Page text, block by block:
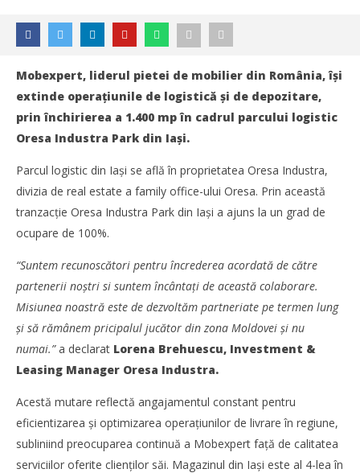
NOW VIEWING
Mobexpert a închiriat un depozit de 1.400 mp în Oresa
Redacția
Mobexpert, liderul pietei de mobilier din România, își
extinde operațiunile de logistică și de depozitare,
prin închirierea a 1.400 mp în cadrul parcului logistic
Oresa Industra Park din Iași.
Parcul logistic din Iași se află în proprietatea Oresa Industra,
divizia de real estate a family office-ului Oresa. Prin această
tranzacție Oresa Industra Park din Iași a ajuns la un grad de
ocupare de 100%.
“Suntem recunoscători pentru încrederea acordată de către
partenerii noștri si suntem încântați de această colaborare.
Misiunea noastră este de dezvoltăm partneriate pe termen lung
și să rămânem pricipalul jucător din zona Moldovei și nu
numai.”a declarat Lorena Brehuescu, Investment &
Leasing Manager Oresa Industra.
Acestă mutare reflectă angajamentul constant pentru
eficientizarea și optimizarea operațiunilor de livrare în regiune,
subliniind preocuparea continuă a Mobexpert față de calitatea
serviciilor oferite clienților săi. Magazinul din Iași este al 4-lea în